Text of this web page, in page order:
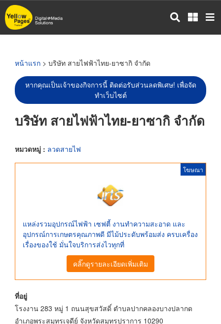
ข้าม
ไป
หน้าแรก > บริษัท สายไฟฟ้าไทย-ยาซากิ จำกัด
หากคุณเป็นเจ้าของกิจการนี้ ติดต่อรับส่วนลดพิเศษ! เพื่อจัด
ทำเว็บไซต์
บริษัท สายไฟฟ้าไทย-ยาซากิ จำกัด
หมวดหมู่ : ลวดสายไฟ
โฆษณา
แหล่งรวมอุปกรณ์ไฟฟ้า เซฟตี้ งานทำความสะอาด และ
อุปกรณ์การเกษตรคุณภาพดี มีไม้ประดับพร้อมส่ง ครบเครื่อง
เรื่องของใช้ มั่นใจบริการส่งไวทุกที่
คลิ๊กดูรายละเอียดเพิ่มเติม
ที่อยู่
โรงงาน 283 หมู่ 1 ถนนสุขสวัสดิ์ ตำบลปากคลองบางปลากด
อำเภอพระสมุทรเจดีย์ จังหวัดสมุทรปราการ 10290